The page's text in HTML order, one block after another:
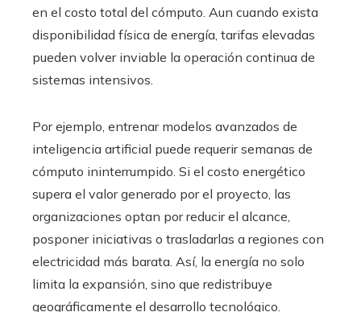
en el costo total del cómputo. Aun cuando exista
disponibilidad física de energía, tarifas elevadas
pueden volver inviable la operación continua de
sistemas intensivos.
Por ejemplo, entrenar modelos avanzados de
inteligencia artificial puede requerir semanas de
cómputo ininterrumpido. Si el costo energético
supera el valor generado por el proyecto, las
organizaciones optan por reducir el alcance,
posponer iniciativas o trasladarlas a regiones con
electricidad más barata. Así, la energía no solo
limita la expansión, sino que redistribuye
geográficamente el desarrollo tecnológico.